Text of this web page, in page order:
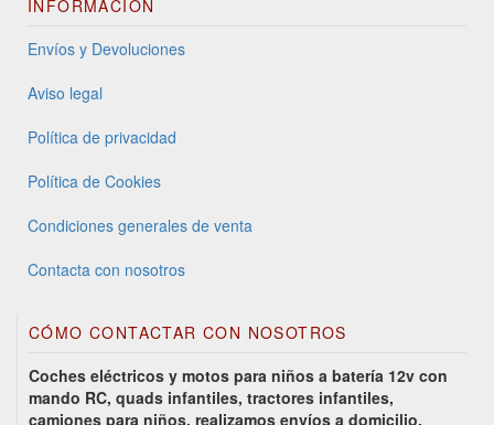
INFORMACIÓN
Envíos y Devoluciones
Aviso legal
Política de privacidad
Política de Cookies
Condiciones generales de venta
Contacta con nosotros
CÓMO CONTACTAR CON NOSOTROS
Coches eléctricos y motos para niños a batería 12v con
mando RC, quads infantiles, tractores infantiles,
camiones para niños, realizamos envíos a domicilio.